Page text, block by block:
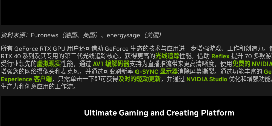
资料来源：Euronews（德国、英国）、energysage（美国）
所有 GeForce RTX GPU 用户还可借助 GeForce 生态的技术与应用进一步增强游戏、工作和创造力。
RTX 40 系列及其专用的第三代光线追踪核心，获得更高的光线追踪性能。借助 Reflex 提升 70 多款
受行业领先的虚拟现实性能，通过 AV1 编解码器支持为直播推流带来更高清晰度，使用免费的
增强您的网络摄像头和麦克风，并通过可变刷新率 G-SYNC 显示器消除屏幕撕裂。通过功能丰富的
Experience 客户端，只需单击一下即可获得及时的驱动更新，并通过 NVIDIA Studio 优化和增强功能
生产力和创意应用的工作流。